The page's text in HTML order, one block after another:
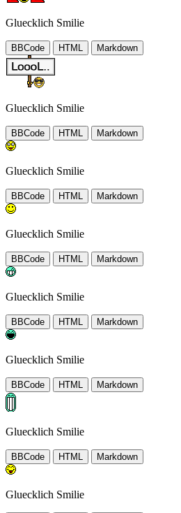
Gluecklich Smilie
BBCode HTML Markdown
Gluecklich Smilie
BBCode HTML Markdown
Gluecklich Smilie
BBCode HTML Markdown
Gluecklich Smilie
BBCode HTML Markdown
Gluecklich Smilie
BBCode HTML Markdown
Gluecklich Smilie
BBCode HTML Markdown
Gluecklich Smilie
BBCode HTML Markdown
Gluecklich Smilie